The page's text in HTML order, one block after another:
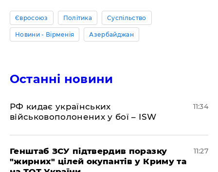
Євросоюз Політика Суспільство
Новини - Вірменія Азербайджан
Останні новини
РФ кидає українських
військовополонених у бої – ISW
11:34
Генштаб ЗСУ підтвердив поразку
"жирних" цілей окупантів у Криму та
11:27